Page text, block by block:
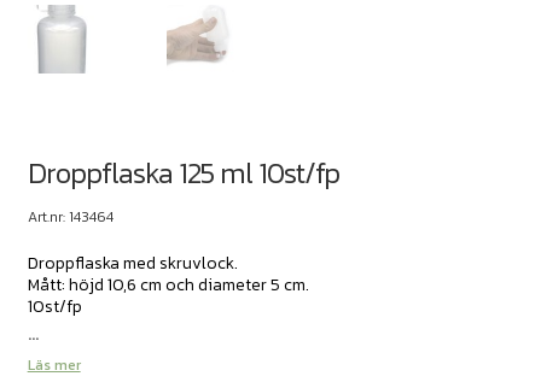
Droppflaska 125 ml 10st/fp
Art.nr: 143464
Droppflaska med skruvlock.
Mått: höjd 10,6 cm och diameter 5 cm.
10st/fp
...
Läs mer